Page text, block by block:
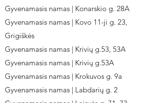
Gyvenamasis namas | Konarskio g. 28A
Gyvenamasis namas | Kovo 11-ji g. 23,
Grigiškės
Gyvenamasis namas | Krivių g.53, 53A
Gyvenamasis namas | Krivių g.53A
Gyvenamasis namas | Krokuvos g. 9a
Gyvenamasis namas | Labdarių g. 2